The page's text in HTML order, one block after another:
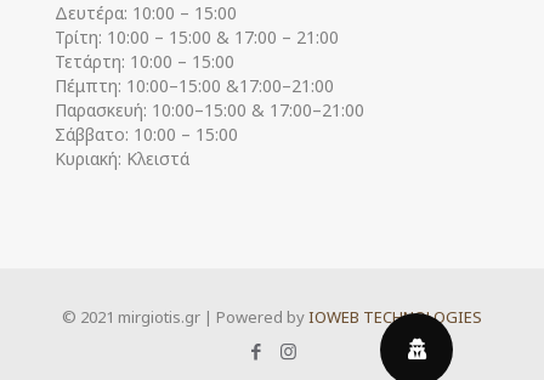
Δευτέρα: 10:00 – 15:00
Τρίτη: 10:00 – 15:00 & 17:00 – 21:00
Τετάρτη: 10:00 – 15:00
Πέμπτη: 10:00–15:00 &17:00–21:00
Παρασκευή: 10:00–15:00 & 17:00–21:00
Σάββατο: 10:00 – 15:00
Κυριακή: Κλειστά
© 2021 mirgiotis.gr | Powered byIOWEB TECHNOLOGIES